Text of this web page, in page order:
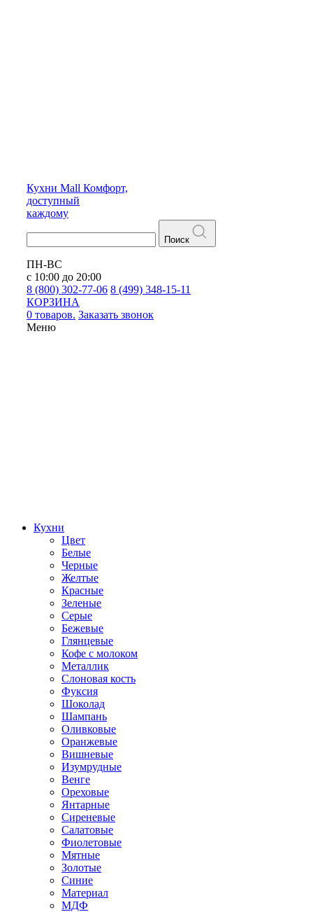
Кухни Mall Комфорт,
доступный
каждому
Поиск
ПН-ВС
с 10:00 до 20:00
8 (800) 302-77-06 8 (499) 348-15-11
КОРЗИНА
0 товаров. Заказать звонок
Меню
Кухни
Цвет
Белые
Черные
Желтые
Красные
Зеленые
Серые
Бежевые
Глянцевые
Кофе с молоком
Металлик
Слоновая кость
Фуксия
Шоколад
Шампань
Оливковые
Оранжевые
Вишневые
Изумрудные
Венге
Ореховые
Янтарные
Сиреневые
Салатовые
Фиолетовые
Мятные
Золотые
Синие
Материал
МДФ